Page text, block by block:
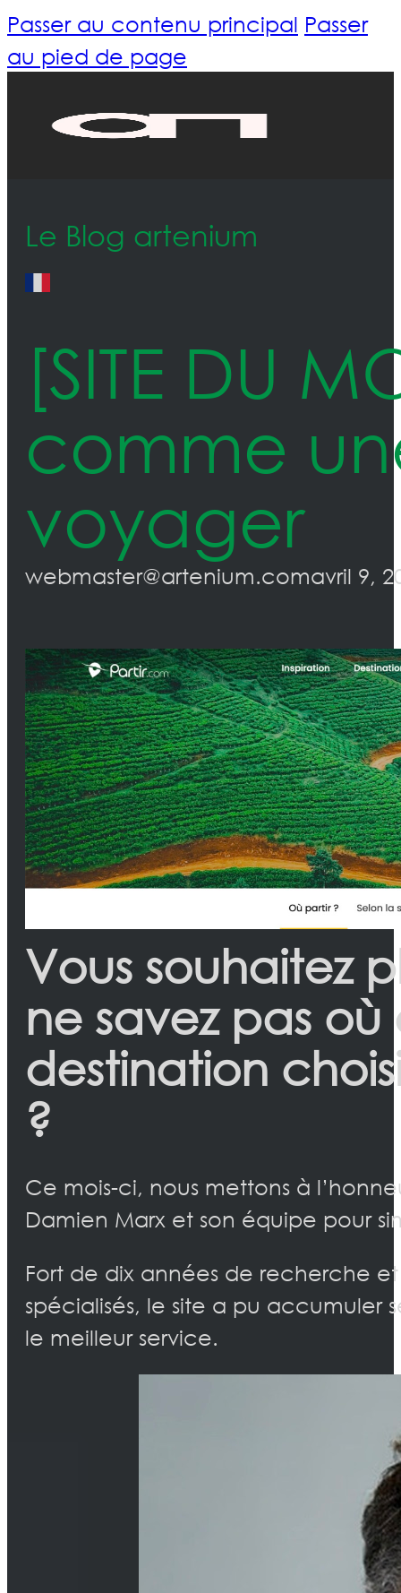
Passer au contenu principal Passer
au pied de page
Le Blog artenium
[SITE DU
comme
voyager
webmaster@artenium.comavril 9,
Vous souhaitez
ne savez pas
destination
?
Ce mois-ci, nous mettons à
Damien Marx et son équipe pour
Fort de dix années de recherche
spécialisés, le site a pu accumuler
le meilleur service.